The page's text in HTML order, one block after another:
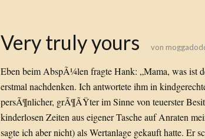
Very truly yours von
Eben beim AbspÃ¼len fragte Hank: „Mama, was ist
erstmal nachdenken. Ich antwortete ihm in
persÃ¶nlicher, grÃ¶ÃŸter im Sinne von teuerster
kinderlosen Zeiten aus eigener Tasche auf Anraten
sagte ich aber nicht) als Wertanlage gekauft hatte. Er